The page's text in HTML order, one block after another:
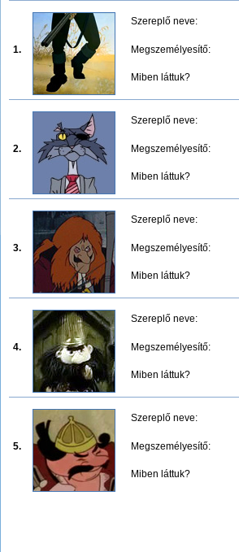
1.
Szereplő neve:
Megszemélyesítő:
Miben láttuk?
2.
Szereplő neve:
Megszemélyesítő:
Miben láttuk?
3.
Szereplő neve:
Megszemélyesítő:
Miben láttuk?
4.
Szereplő neve:
Megszemélyesítő:
Miben láttuk?
5.
Szereplő neve:
Megszemélyesítő:
Miben láttuk?